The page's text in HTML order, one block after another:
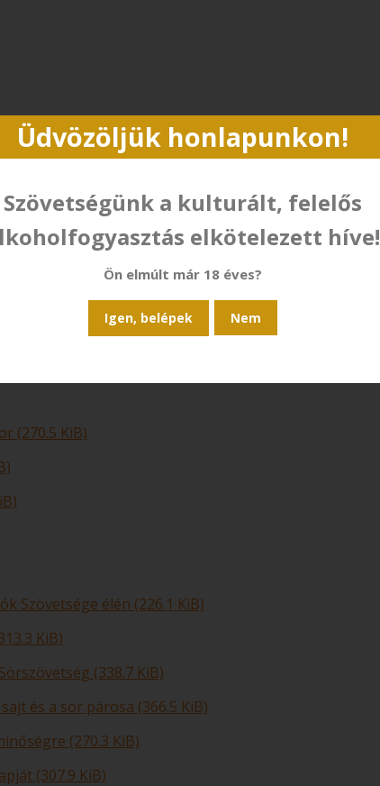
KiB)
(270.5 KiB)
Szövetsége élén (226.1 KiB)
KiB)
(338.7 KiB)
és a sör párosa (366.5 KiB)
(270.3 KiB)
(307.9 KiB)
Üdvözöljük honlapunkon!
Szövetségünk a kulturált, felelős
elkötelezett híve!
Ön elmúlt már 18 éves?